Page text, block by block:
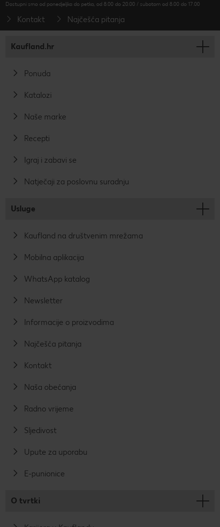
Dostupni smo od ponedjeljka do petka, od 8.00 do 20.00 / subotom od 8.00 do 17.00
Kontakt Najčešća pitanja
Kaufland.hr
Ponuda
Katalozi
Naše marke
Recepti
Igraj i zabavi se
Natječaji za poslovnu suradnju
Usluge
Kaufland na društvenim mrežama
Mobilna aplikacija
WhatsApp katalog
Newsletter
Informacije o proizvodima
Najčešća pitanja
Kontakt
Naša obećanja
Radno vrijeme
Sljedivost
Upute za uporabu
E-punionice
O tvrtki